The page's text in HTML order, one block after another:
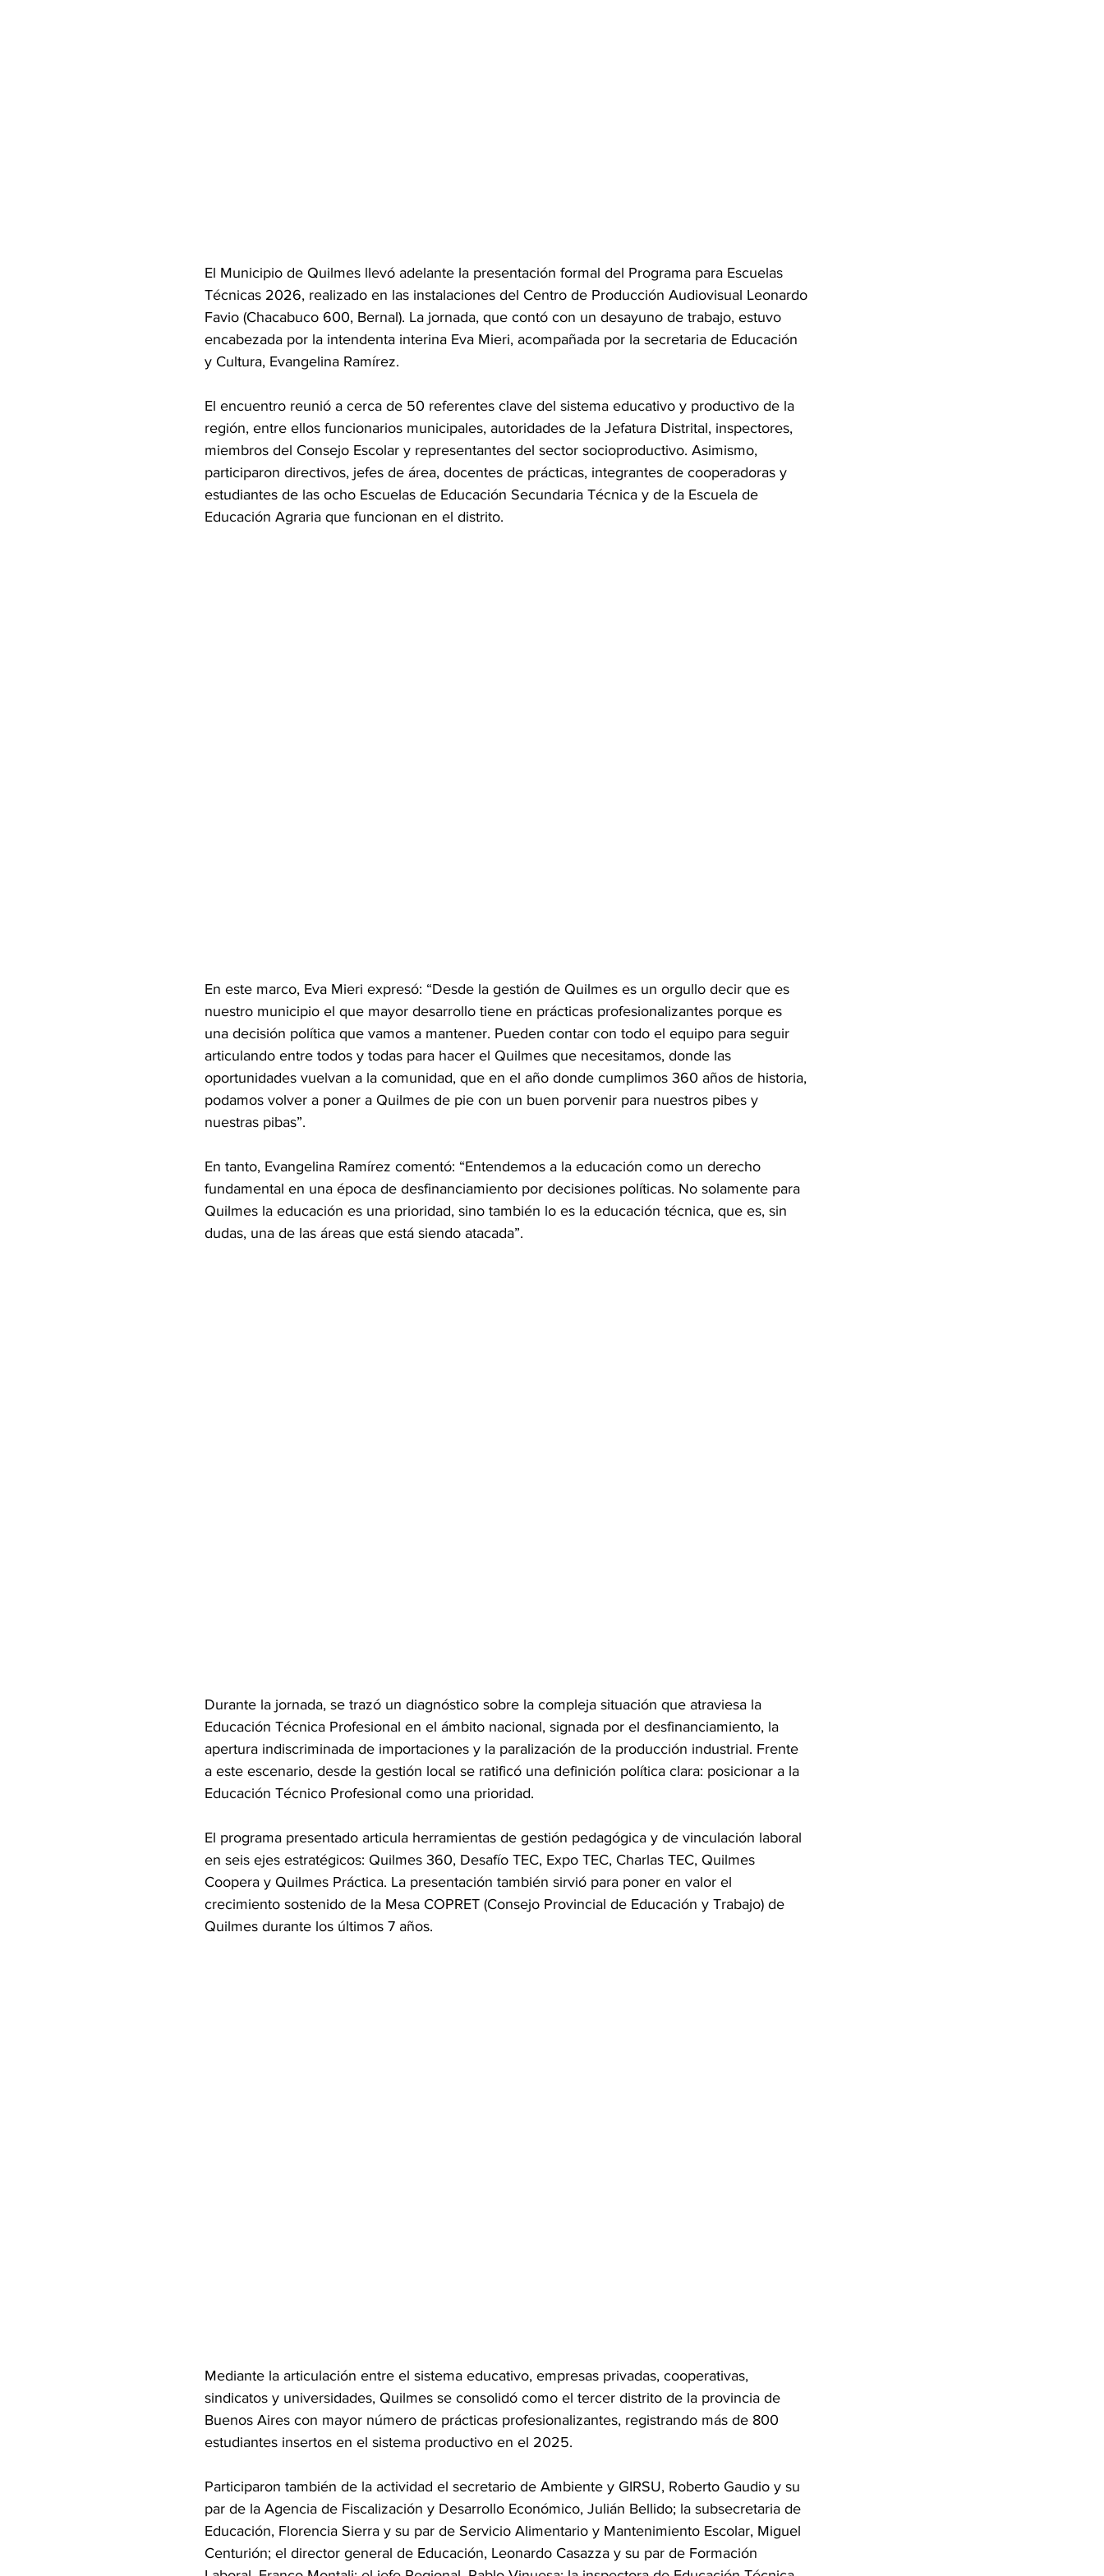
El Municipio de Quilmes llevó adelante la presentación formal del Programa para Escuelas
Técnicas 2026, realizado en las instalaciones del Centro de Producción Audiovisual Leonardo
Favio (Chacabuco 600, Bernal). La jornada, que contó con un desayuno de trabajo, estuvo
encabezada por la intendenta interina Eva Mieri, acompañada por la secretaria de Educación
y Cultura, Evangelina Ramírez.
El encuentro reunió a cerca de 50 referentes clave del sistema educativo y productivo de la
región, entre ellos funcionarios municipales, autoridades de la Jefatura Distrital, inspectores,
miembros del Consejo Escolar y representantes del sector socioproductivo. Asimismo,
participaron directivos, jefes de área, docentes de prácticas, integrantes de cooperadoras y
estudiantes de las ocho Escuelas de Educación Secundaria Técnica y de la Escuela de
Educación Agraria que funcionan en el distrito.
En este marco, Eva Mieri expresó: “Desde la gestión de Quilmes es un orgullo decir que es
nuestro municipio el que mayor desarrollo tiene en prácticas profesionalizantes porque es
una decisión política que vamos a mantener. Pueden contar con todo el equipo para seguir
articulando entre todos y todas para hacer el Quilmes que necesitamos, donde las
oportunidades vuelvan a la comunidad, que en el año donde cumplimos 360 años de historia,
podamos volver a poner a Quilmes de pie con un buen porvenir para nuestros pibes y
nuestras pibas”.
En tanto, Evangelina Ramírez comentó: “Entendemos a la educación como un derecho
fundamental en una época de desfinanciamiento por decisiones políticas. No solamente para
Quilmes la educación es una prioridad, sino también lo es la educación técnica, que es, sin
dudas, una de las áreas que está siendo atacada”.
Durante la jornada, se trazó un diagnóstico sobre la compleja situación que atraviesa la
Educación Técnica Profesional en el ámbito nacional, signada por el desfinanciamiento, la
apertura indiscriminada de importaciones y la paralización de la producción industrial. Frente
a este escenario, desde la gestión local se ratificó una definición política clara: posicionar a la
Educación Técnico Profesional como una prioridad.
El programa presentado articula herramientas de gestión pedagógica y de vinculación laboral
en seis ejes estratégicos: Quilmes 360, Desafío TEC, Expo TEC, Charlas TEC, Quilmes
Coopera y Quilmes Práctica. La presentación también sirvió para poner en valor el
crecimiento sostenido de la Mesa COPRET (Consejo Provincial de Educación y Trabajo) de
Quilmes durante los últimos 7 años.
Mediante la articulación entre el sistema educativo, empresas privadas, cooperativas,
sindicatos y universidades, Quilmes se consolidó como el tercer distrito de la provincia de
Buenos Aires con mayor número de prácticas profesionalizantes, registrando más de 800
estudiantes insertos en el sistema productivo en el 2025.
Participaron también de la actividad el secretario de Ambiente y GIRSU, Roberto Gaudio y su
par de la Agencia de Fiscalización y Desarrollo Económico, Julián Bellido; la subsecretaria de
Educación, Florencia Sierra y su par de Servicio Alimentario y Mantenimiento Escolar, Miguel
Centurión; el director general de Educación, Leonardo Casazza y su par de Formación